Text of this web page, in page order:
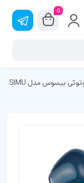
0
هندزفری بلوتوثی بیسوس مدل SIMU